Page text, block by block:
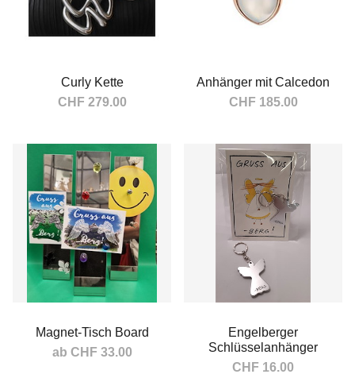
Curly Kette
CHF 279.00
In den Warenkorb
Anhänger mit Calcedon
CHF 185.00
In den Warenkorb
Magnet-Tisch Board
ab CHF 33.00
Engelberger
Schlüsselanhänger
CHF 16.00